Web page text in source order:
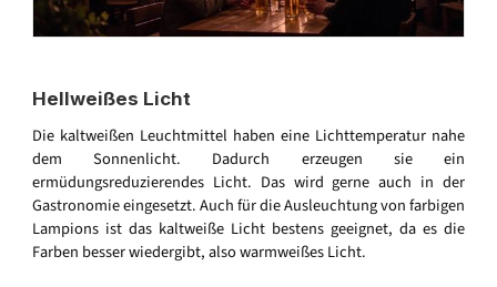
Hellweißes Licht
Die kaltweißen Leuchtmittel haben eine Lichttemperatur nahe
dem Sonnenlicht. Dadurch erzeugen sie ein
ermüdungsreduzierendes Licht. Das wird gerne auch in der
Gastronomie eingesetzt. Auch für die Ausleuchtung von farbigen
Lampions ist das kaltweiße Licht bestens geeignet, da es die
Farben besser wiedergibt, also warmweißes Licht.